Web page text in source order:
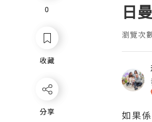
0
收藏
分享
日
瀏覽次
如果
0
收藏
分享